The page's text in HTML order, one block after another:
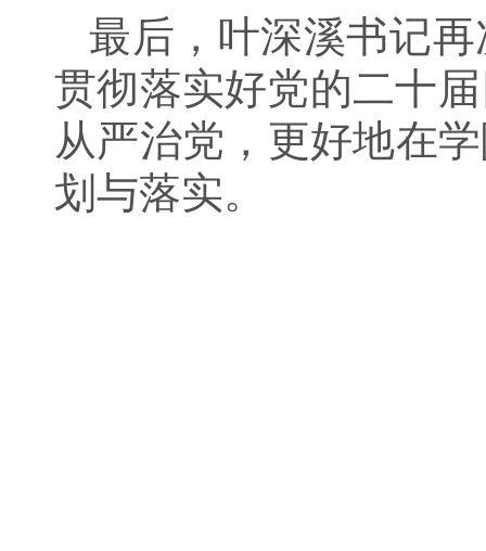
最后，叶深溪书记
贯彻落实好党的二十
从严治党，更好地在
划与落实。